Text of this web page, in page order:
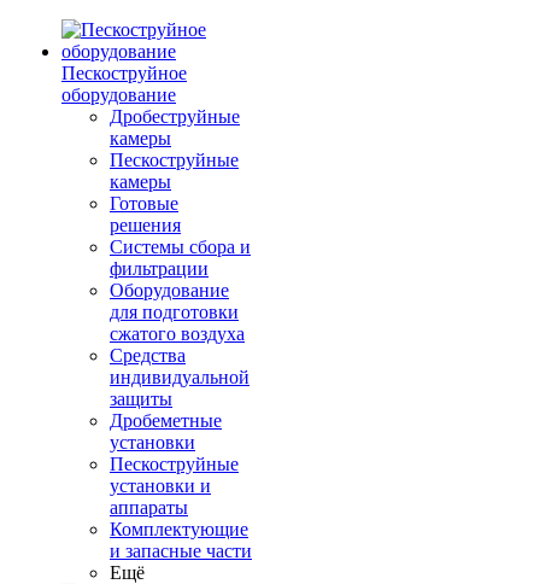
Пескоструйное
оборудование
Дробеструйные
камеры
Пескоструйные
камеры
Готовые
решения
Системы сбора и
фильтрации
Оборудование
для подготовки
сжатого воздуха
Средства
индивидуальной
защиты
Дробеметные
установки
Пескоструйные
установки и
аппараты
Комплектующие
и запасные части
Ещё